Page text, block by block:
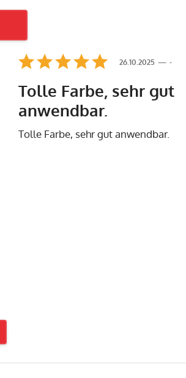
-
26.10.2025
Tolle Farbe, sehr gut
anwendbar.
Tolle Farbe, sehr gut anwendbar.